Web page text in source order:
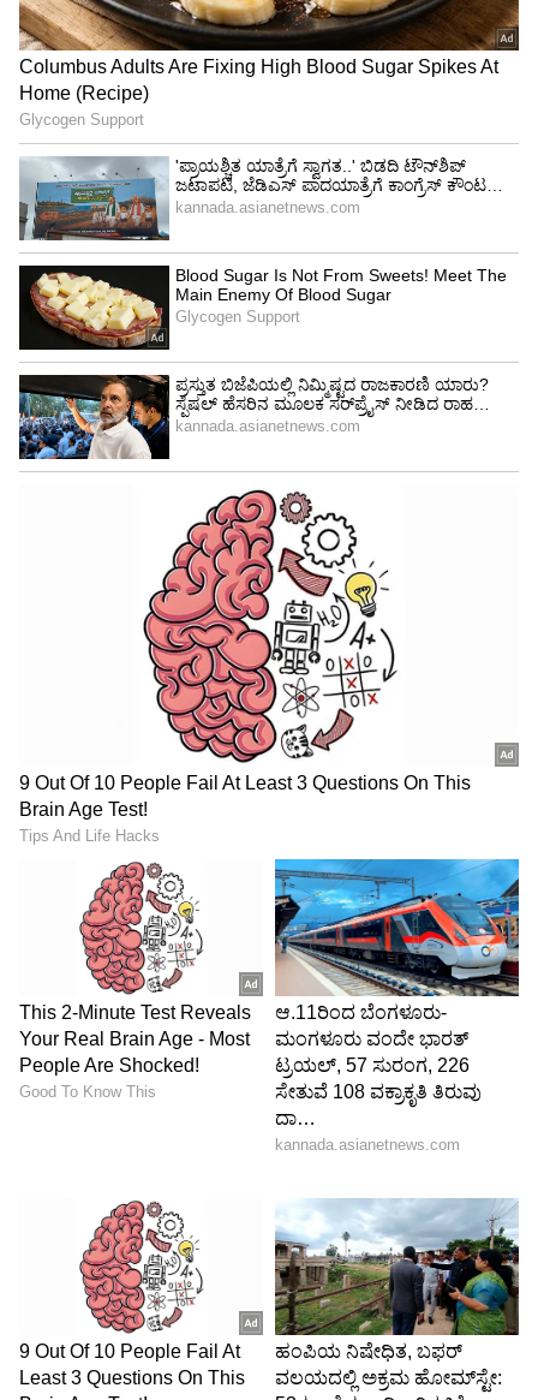
ಸೇಲಂ (Salem)-ತಮಿಳುನಾಡು, ಅಮೆರಿಕ:ಸೇಲಂ
ತಿರುಮಣಿಮುತಾರು ನದಿಯ ದಡದಲ್ಲಿದೆ. ಇದು
ತಮಿಳುನಾಡಿನ ಒಂದು ನಗರ. ಈ ನಗರವು ಉಕ್ಕಿಗೆ
ಹೆಸರುವಾಸಿಯಾಗಿದೆ ಆದರೆ ಇದು ಸುಂದರವಾದ ಸೌಂದರ್ಯ
ಮತ್ತು ಅನೇಕ ದೇವಾಲಯಗಳನ್ನು ಹೊಂದಿದೆ. ಕೆಲವು ಪ್ರಸಿದ್ಧ
ದೇವಾಲಯಗಳೆಂದರೆ ಸುಗವನೇಶ್ವರರ್ ದೇವಾಲಯ,
ಅರುಲ್ಮಿಗು ಕೊಟ್ಟೈ ಪೆರಿಯ ಮಾರಿಯಮ್ಮನ್ ದೇವಾಲಯ
ಮತ್ತು ಇಸ್ಕಾನ್ ದೇವಾಲಯ. ಈ ಜಗತ್ತಿನಲ್ಲಿ ಮತ್ತೊಂದು
ಸೇಲಂ ಇದೆ ಆದರೆ ಭಾರತದಲ್ಲಿ ಅಲ್ಲ. ಈ ಎರಡು ಹೆಸರುಗಳು
ಐತಿಹಾಸಿಕ ನಗರವಾಗಿದೆ. ಈಗ ಪ್ರವಾಸಿ ಪ್ರದೇಶವಾಗಿದೆ.
ಹೌಸ್ ಆಫ್ ಸೆವೆನ್ ಗೇಬಲ್ಸ್, ಸೇಲಂ ಸ್ಟೇಟ್ ಯೂನಿವರ್ಸಿಟಿ,
ಸೇಲಂ ಮ್ಯಾರಿಟೈಮ್ ನ್ಯಾಷನಲ್ ಹಿಸ್ಟಾರಿಕ್ ಸೈಟ್, ಪೀಬಾಡಿ
ಎಸೆಕ್ಸ್ ಮ್ಯೂಸಿಯಂ ಮತ್ತು ಸೇಲಂ ವಿಲೋಸ್ ಪಾರ್ಕ್ ಈ
ನಗರದಲ್ಲಿದೆ.
ಬಾಲಿ (Bali)-ರಾಜಸ್ಥಾನ, ಇಂಡೋನೇಷ್ಯಾ:ಮಿತ್ತರಿ